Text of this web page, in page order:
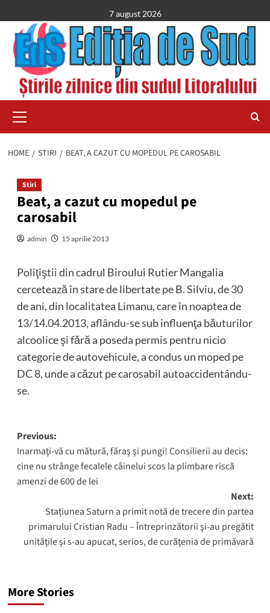
to
content
7 august 2026
Menu
HOME STIRI BEAT, A CAZUT CU MOPEDUL PE CAROSABIL
Stiri
Beat, a cazut cu mopedul pe
carosabil
admin 15 aprilie 2013
Poliţiştii din cadrul Biroului Rutier Mangalia
cercetează în stare de libertate pe B. Silviu, de 30
de ani, din localitatea Limanu, care în noaptea de
13/14.04.2013, aflându-se sub influenţa băuturilor
alcoolice şi fără a poseda permis pentru nicio
categorie de autovehicule, a condus un moped pe
DC 8, unde a căzut pe carosabil autoaccidentându-
se.
Post
navigation
Previous:
Inarmaţi-vă cu mătură, făraş şi pungi! Consilierii au decis:
cine nu strânge fecalele câinelui scos la plimbare riscă
amenzi de 600 de lei
Next:
Staţiunea Saturn a primit notă de trecere din partea
primarului Cristian Radu – Întreprinzătorii şi-au pregătit
unităţile şi s-au apucat, serios, de curăţenia de primăvară
More Stories